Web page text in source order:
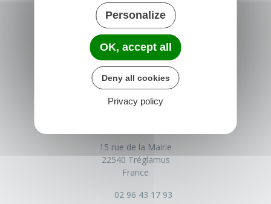
15 rue de la Mairie
22540 Tréglamus
France
02 96 43 17 93
Personalize
OK, accept all
Deny all cookies
Privacy policy